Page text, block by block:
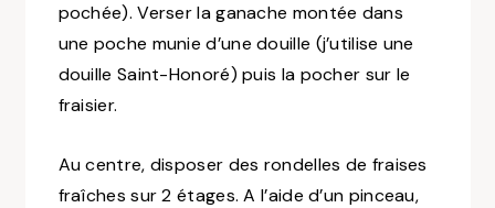
pochée). Verser la ganache montée dans
une poche munie d’une douille (j’utilise une
douille Saint-Honoré)puis la pocher sur le
fraisier.
Au centre, disposer des rondelles de fraises
fraîches sur 2 étages. A l’aide d’un pinceau,